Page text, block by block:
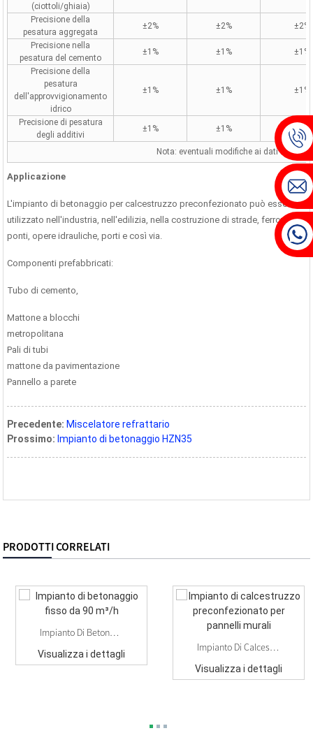
(ciottoli/ghiaia)
Precisione della
pesatura aggregata
±2% ±2%
±2%
Precisione nella
pesatura del cemento
±1% ±1%
±1%
Precisione della
pesatura
dell'approvvigionamento
idrico
±1% ±1% ±1%
Precisione di pesatura
degli additivi
±1% ±1% ±1%
Nota: eventuali modifiche ai dati tecnici
Applicazione
L'impianto di betonaggio per calcestruzzo preconfezionato può essere
utilizzato nell'industria, nell'edilizia, nella costruzione di strade, ferrovie,
ponti, opere idrauliche, porti e così via.
Componenti prefabbricati:
Tubo di cemento,
Mattone a blocchi
metropolitana
Pali di tubi
mattone da pavimentazione
Pannello a parete
Precedente: Miscelatore refrattario
Prossimo: Impianto di betonaggio HZN35
PRODOTTI CORRELATI
Impianto Di Betonaggio Fisso Da 90 M³/h
Visualizza i dettagli
Impianto Di Calcestruzzo Preconfezionato Per Pannelli Murali
Visualizza i dettagli